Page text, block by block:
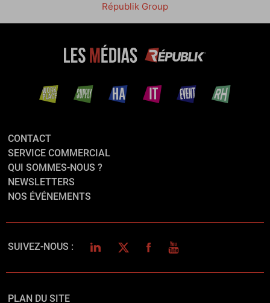
Républik Group
CONTACT
SERVICE COMMERCIAL
QUI SOMMES-NOUS ?
NEWSLETTERS
NOS ÉVÉNEMENTS
SUIVEZ-NOUS : LINKEDINTWITTERFACEBOOK
YOUTUBE
PLAN DU SITE